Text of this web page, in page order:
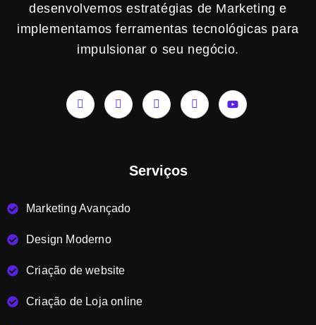
desenvolvemos estratégias de Marketing e
implementamos ferramentas tecnológicas para
impulsionar o seu negócio.
Serviços
Marketing Avançado
Design Moderno
Criação de website
Criação de Loja online